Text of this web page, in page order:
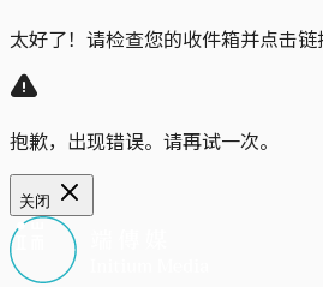
太好了！请检查您的收件箱并点击链
抱歉，出现错误。请再试一次。
关闭